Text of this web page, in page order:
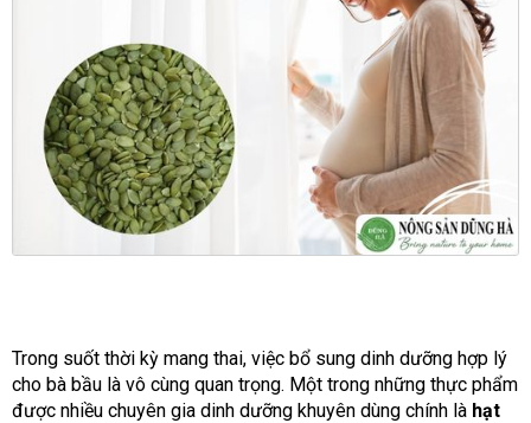
Trong suốt thời kỳ mang thai, việc bổ sung dinh dưỡng hợp lý
cho bà bầu là vô cùng quan trọng. Một trong những thực phẩm
được nhiều chuyên gia dinh dưỡng khuyên dùng chính là hạt